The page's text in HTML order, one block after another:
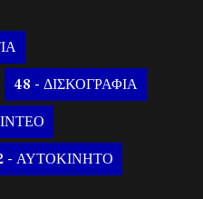
48 - ΔΙΣΚΟΓΡΑΦΙΑ
- ΑΥΤΟΚΙΝΗΤΟ